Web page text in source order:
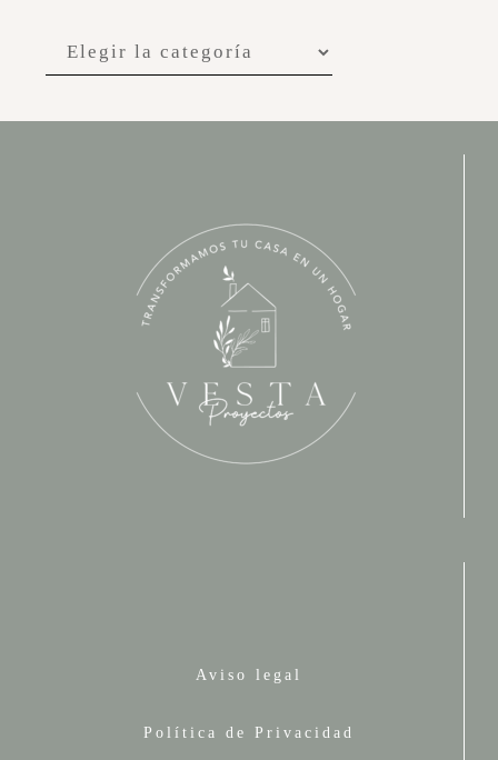
Aviso legal
Política de Privacidad